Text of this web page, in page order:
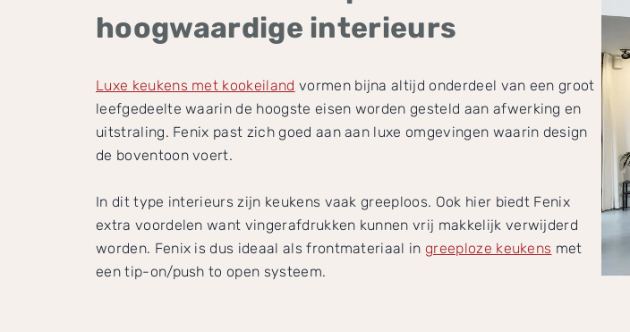
hoogwaardige interieurs
Luxe keukens met kookeiland vormen bijna altijd onderdeel van een groot
leefgedeelte waarin de hoogste eisen worden gesteld aan afwerking en
uitstraling. Fenix past zich goed aan aan luxe omgevingen waarin design
de boventoon voert.
In dit type interieurs zijn keukens vaak greeploos. Ook hier biedt Fenix
extra voordelen want vingerafdrukken kunnen vrij makkelijk verwijderd
worden. Fenix is dus ideaal als frontmateriaal in greeploze keukens met
een tip-on/push to open systeem.